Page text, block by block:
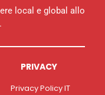
local e global allo
PRIVACY
Privacy Policy IT